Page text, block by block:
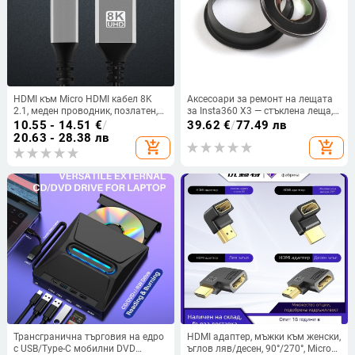
HDMI към Micro HDMI кабел 8K
2.1, меден проводник, позлатен,
адаптер, за цифрови устройства
10.55 - 14.51 €/
20.63 - 28.38 лв
add_shopping_cart
Аксесоари за ремонт на лещата
за Insta360 X3 — стъклена леща,
съвместим с X3, марка Insta360,
39.62 €/77.49 лв
add_shopping_cart
Трансгранична търговия на едро
с USB/Type-C мобилни DVD
HDMI адаптер, мъжки към женски,
ъглов ляв/десен, 90°/270°, Micro